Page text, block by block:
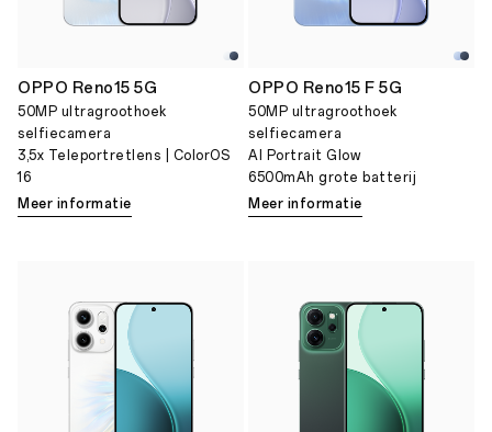
OPPO Reno15 5G
50MP ultragroothoek
selfiecamera
3,5x Teleportretlens | ColorOS
16
Meer informatie
OPPO Reno15 F 5G
50MP ultragroothoek
selfiecamera
AI Portrait Glow
6500mAh grote batterij
Meer informatie